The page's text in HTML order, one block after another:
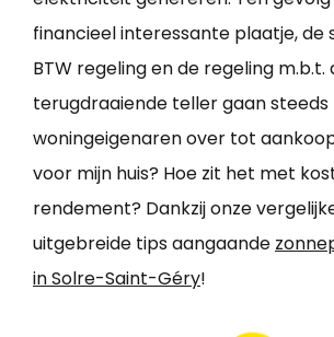
financieel interessante plaatje, de
BTW regeling en de regeling m.b.t.
terugdraaiende teller gaan
woningeigenaren over tot
voor mijn huis? Hoe zit het met
rendement? Dankzij onze
uitgebreide tips aangaande
in Solre-Saint-Géry!